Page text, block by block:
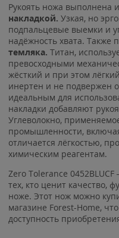
Рукоять ножа выполнена
накладкой. Узкая, но
подпальцевые выемки и
надёжность хвата. Также
темляка. Титан,
превосходными
жёсткий и при этом
инертен и не подвержен
идеальным для
накладки добавляют
Углеволокно,
промышленности,
отличается лёгкостью,
химическим реагентам.
Zero Tolerance
тех, кто ценит качество,
ноже. Этот нож можно
магазине Forest-Home,
доступность